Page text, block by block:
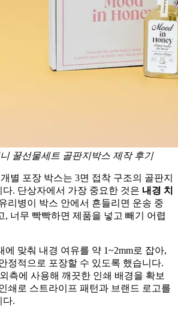
꿀선물세트 골판지박스 제작 후기
별 포장 박스는 3면 접착 구조의 골판지
. 단상자에서 가장 중요한 것은 내경 치
리병이 박스 안에서 흔들리면 운송 중
, 너무 빡빡하면 제품을 넣고 빼기 어렵
에 맞춰 내경 여유를 약 1~2mm로 잡아,
정적으로 포장할 수 있도록 했습니다.
측에 사용해 깨끗한 인쇄 배경을 확보
쇄로 스트라이프 패턴과 브랜드 로고를
다.